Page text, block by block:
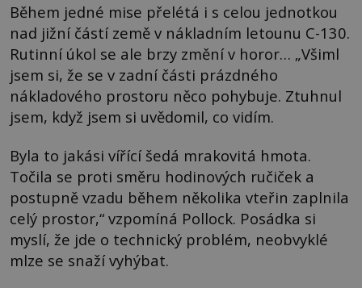
Během jedné mise přelétá i s celou jednotkou
nad jižní částí země v nákladním letounu C-130.
Rutinní úkol se ale brzy změní v horor… „Všiml
jsem si, že se v zadní části prázdného
nákladového prostoru něco pohybuje. Ztuhnul
jsem, když jsem si uvědomil, co vidím.
Byla to jakási vířící šedá mrakovitá hmota.
Točila se proti směru hodinových ručiček a
postupně vzadu během několika vteřin zaplnila
celý prostor,“ vzpomíná Pollock. Posádka si
myslí, že jde o technický problém, neobvyklé
mlze se snaží vyhýbat.